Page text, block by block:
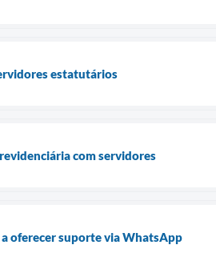
estatutários
com servidores
oferecer suporte via WhatsApp